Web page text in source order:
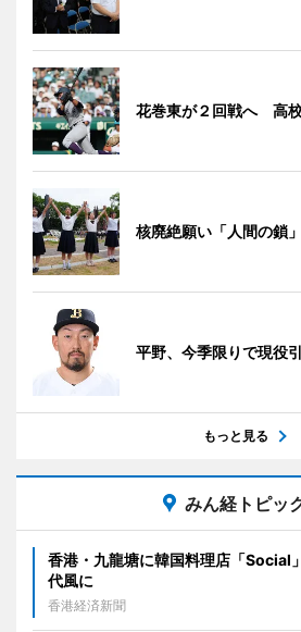
花巻東が２回戦へ 高
核廃絶願い「人間の鎖
平野、今季限りで現役
もっと見る
みん経トピッ
香港・九龍塘に韓国料理店「
代風に
香港経済新聞